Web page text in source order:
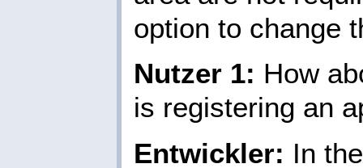
option to change
Nutzer 1: How
is registering an
Entwickler: In